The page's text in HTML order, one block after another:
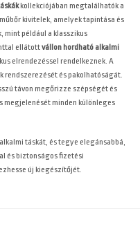
kollekciójában megtalálhatók a
kivitelek, amelyek tapintása és
mint például a klasszikus
ellátottvállon hordható alkalmi
elrendezéssel rendelkeznek. A
rendszerezését és pakolhatóságát.
távon megőrizze szépségét és
megjelenését minden különleges
táskát, és tegye elegánsabbá,
és biztonságos fizetési
új kiegészítőjét.